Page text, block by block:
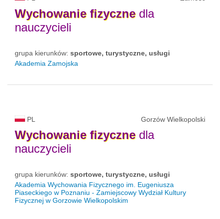
Wychowanie fizycznedla
nauczycieli
grupa kierunków: sportowe, turystyczne, usługi
Akademia Zamojska
PL Gorzów Wielkopolski
Wychowanie fizycznedla
nauczycieli
grupa kierunków: sportowe, turystyczne, usługi
Akademia Wychowania Fizycznego im. Eugeniusza
Piaseckiego w Poznaniu - Zamiejscowy Wydział Kultury
Fizycznej w Gorzowie Wielkopolskim